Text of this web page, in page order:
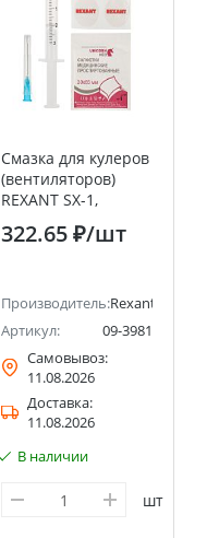
Смазка для кулеров
(вентиляторов)
REXANT SX-1,
шприц 2 мл
322.65 ₽/шт
Производитель:Rexant
Артикул:
09-3981
Самовывоз:
11.08.2026
Доставка:
11.08.2026
В наличии
шт